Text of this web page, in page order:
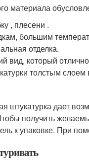
материала
, плесени .
большим
отделка.
вид, который
толстым
штукатурка дает
получить
к упаковке. При